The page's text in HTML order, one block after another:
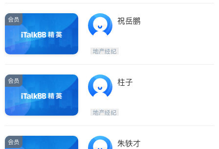
Stouffville
Maple
Waterloo
Guelph
Ajax
Oshawa
Niagara Falls
Pickering
Concord
Port Perry
King
会员 祝岳鹏
地产经纪
会员 柱子
地产经纪
会员 朱轶才